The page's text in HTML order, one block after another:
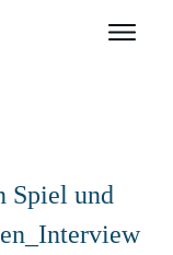
Spiel und